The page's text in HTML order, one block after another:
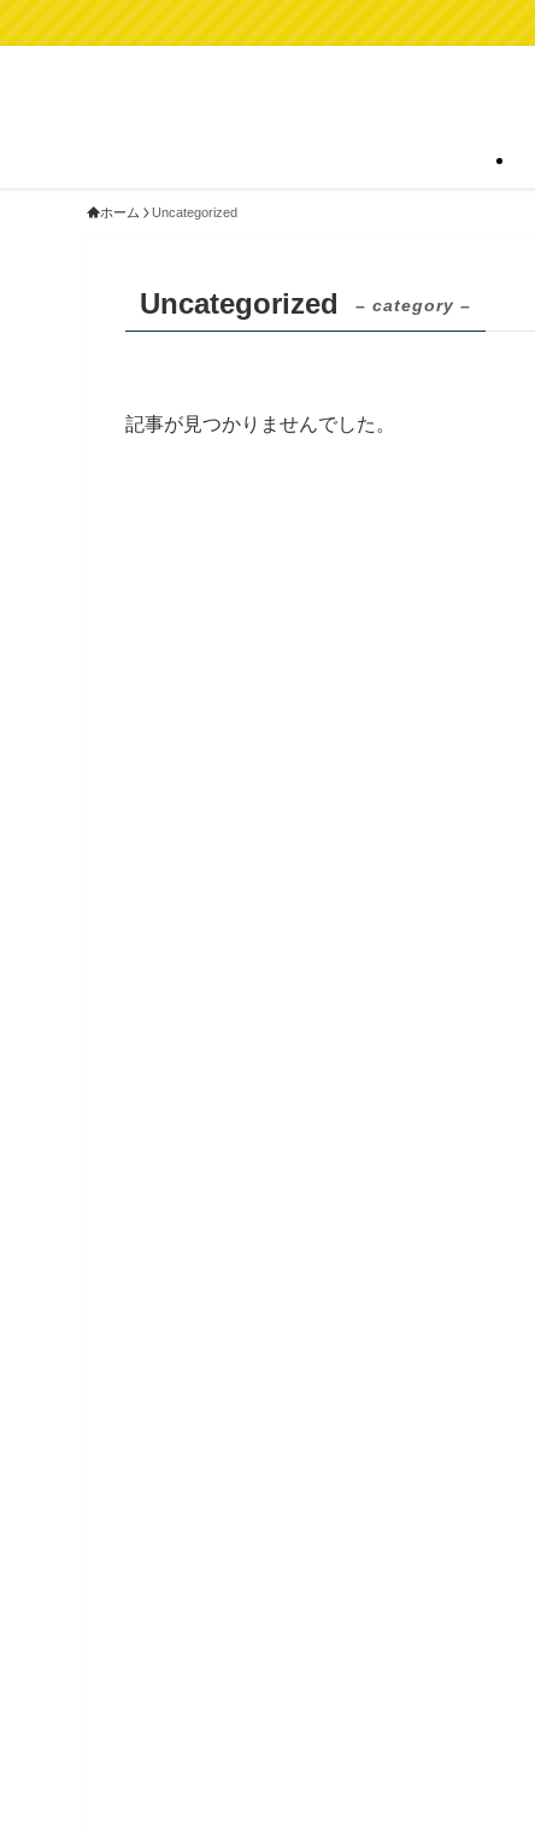
ホーム Uncategorized
Uncategorized – category –
記事が見つかりませんでした。